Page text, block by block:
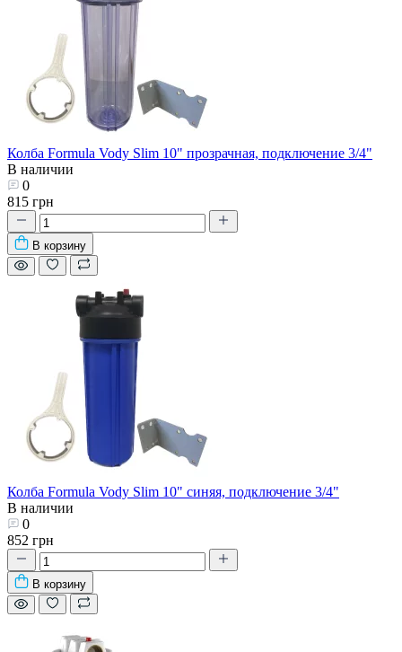
Колба Formula Vody Slim 10" прозрачная, подключение 3/4"
В наличии
0
815 грн
В корзину
Колба Formula Vody Slim 10" синяя, подключение 3/4"
В наличии
0
852 грн
В корзину